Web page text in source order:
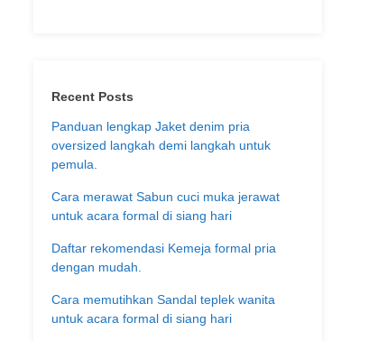
Recent Posts
Panduan lengkap Jaket denim pria
oversized langkah demi langkah untuk
pemula.
Cara merawat Sabun cuci muka jerawat
untuk acara formal di siang hari
Daftar rekomendasi Kemeja formal pria
dengan mudah.
Cara memutihkan Sandal teplek wanita
untuk acara formal di siang hari